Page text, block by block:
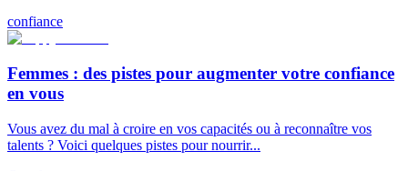
confiance
Femmes : des pistes pour augmenter votre confiance
en vous
Vous avez du mal à croire en vos capacités ou à reconnaître vos
talents ? Voici quelques pistes pour nourrir...